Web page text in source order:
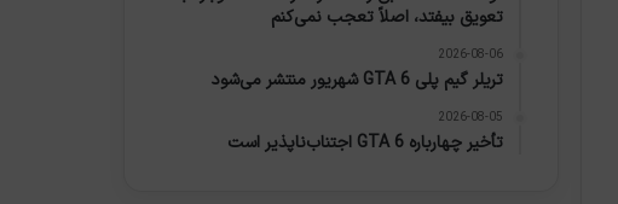
تعویق بیفتد، اصلاً تعجب نمی‌کنم
2026-08-06
تریلر گیم پلی GTA 6 شهریور منتشر می‌شود
2026-08-05
تأخیر چهارباره GTA 6 اجتناب‌ناپذیر است